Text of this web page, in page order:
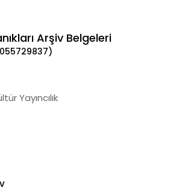
Arşiv Belgeleri
Yayıncılık